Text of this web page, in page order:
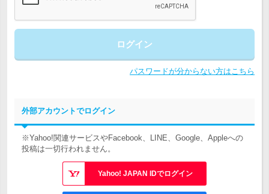
ログイン
パスワードが分からない方はこちら
外部アカウントでログイン
※Yahoo!関連サービスやFacebook、LINE、Google、Appleへの
投稿は一切行われません。
Yahoo! JAPAN IDでログイン